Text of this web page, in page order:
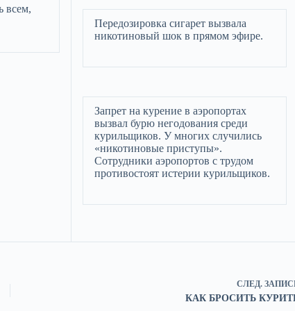
всем,
Передозировка сигарет вызвала
никотиновый шок в прямом эфире.
Запрет на курение в аэропортах
вызвал бурю негодования среди
курильщиков. У многих случились
«никотиновые приступы».
Сотрудники аэропортов с трудом
противостоят истерии курильщиков.
СЛЕД.
КАК БРОСИТЬ